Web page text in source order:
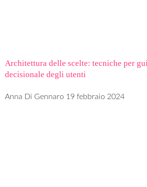
Architettura delle scelte: tecniche per
decisionale degli utenti
Anna Di Gennaro 19 febbraio 2024